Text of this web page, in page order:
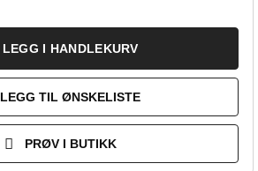
LEGG I HANDLEKURV
LEGG TIL ØNSKELISTE
PRØV I BUTIKK